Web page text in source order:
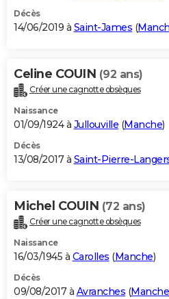
Décès
14/06/2019 à Saint-James (
Celine COUIN (92 ans)
Créer une cagnotte obsèques
Naissance
01/09/1924 à Jullouville (Manche)
Décès
13/08/2017 à Saint-Pierre-
Michel COUIN (72 ans)
Créer une cagnotte obsèques
Naissance
16/03/1945 à Carolles (Manche)
Décès
09/08/2017 à Avranches (Manche